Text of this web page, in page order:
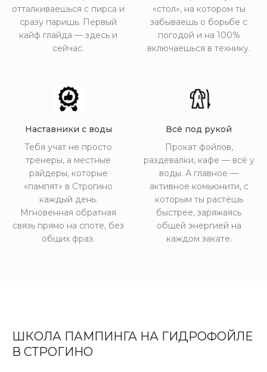
отталкиваешься с пирса и
сразу паришь. Первый
кайф глайда — здесь и
сейчас.
«стол», на котором ты
забываешь о борьбе с
погодой и на 100%
включаешься в технику.
Наставники с воды
Тебя учат не просто
тренеры, а местные
райдеры, которые
«пампят» в Строгино
каждый день.
Мгновенная обратная
связь прямо на споте, без
общих фраз.
Всё под рукой
Прокат фойлов,
раздевалки, кафе — всё у
воды. А главное —
активное комьюнити, с
которым ты растёшь
быстрее, заряжаясь
общей энергией на
каждом закате.
ШКОЛА ПАМПИНГА НА ГИДРОФОЙЛЕ
В СТРОГИНО